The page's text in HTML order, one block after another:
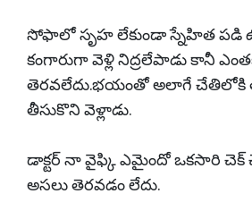
సోఫాలో సృహ లేకుండా స్నేహిత పడి
కంగారుగా వెళ్లి నిద్రలేపాడు కానీ ఎంతకీ
తెరవలేదు.భయంతో అలాగే చేతిలోకి
తీసుకొని వెళ్లాడు.
డాక్టర్ నా వైఫ్కి ఎమైందో ఒకసారి చెక్
అసలు తెరవడం లేదు.